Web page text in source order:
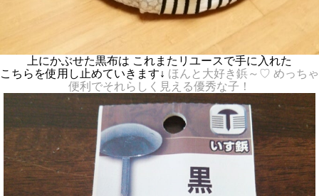
上にかぶせた黒布は これまたリユースで手に入れた
こちらを使用し止めていきます↓ ほんと大好き鋲～♡ めっちゃ
便利でそれらしく見える優秀な子！